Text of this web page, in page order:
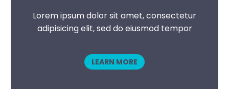
Lorem ipsum dolor sit amet, consectetur
adipisicing elit, sed do eiusmod tempor
LEARN MORE